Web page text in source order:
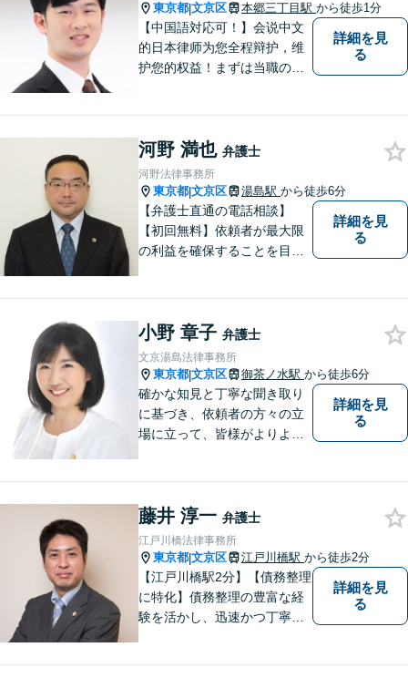
東京都|文京区 本郷三丁目駅 から徒歩1分
【中国語対応可！】会说中文
的日本律师为您全程辩护，维
护您的权益！まずは当職の直
さい。
詳細を見
る
河野 満也 弁護士
河野法律事務所
東京都|文京区 湯島駅 から徒歩6分
【弁護士直通の電話相談】
【初回無料】依頼者が最大限
の利益を確保することを目指
いさせて頂きます。
詳細を見
る
小野 章子 弁護士
文京湯島法律事務所
東京都|文京区 御茶ノ水駅 から徒歩6分
確かな知見と丁寧な聞き取り
に基づき、依頼者の方々の立
場に立って、皆様がよりよい
詳細を見
る
藤井 淳一 弁護士
江戸川橋法律事務所
東京都|文京区 江戸川橋駅 から徒歩2分
【江戸川橋駅2分】【債務整理
に特化】債務整理の豊富な経
験を活かし、迅速かつ丁寧に
詳細を見
る